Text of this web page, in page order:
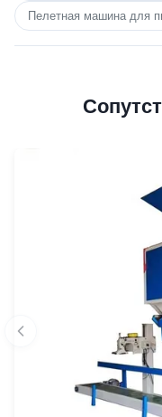
Пелетная машина для